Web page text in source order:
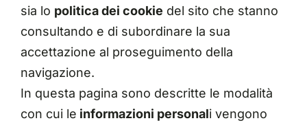
sia lo politica dei cookie del sito che stanno
consultando e di subordinare la sua
accettazione al proseguimento della
navigazione.
In questa pagina sono descritte le modalità
con cui le informazioni personali vengono